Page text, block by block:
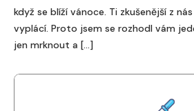
když se blíží vánoce. Ti zkušenější z
vyplácí. Proto jsem se rozhodl vám
jen mrknout a […]